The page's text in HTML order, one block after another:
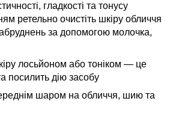
гладкості та тонусу
ретельно очистіть шкіру обличчя
за допомогою молочка,
лосьйоном або тоніком — це
посилить дію засобу
шаром на обличчя, шию та